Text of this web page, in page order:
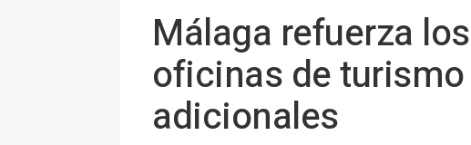
Málaga refuerza
oficinas de
adicionales